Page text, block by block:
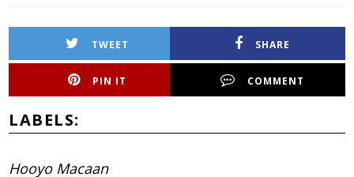
TWEET SHARE
PIN IT COMMENT
LABELS:
Hooyo Macaan